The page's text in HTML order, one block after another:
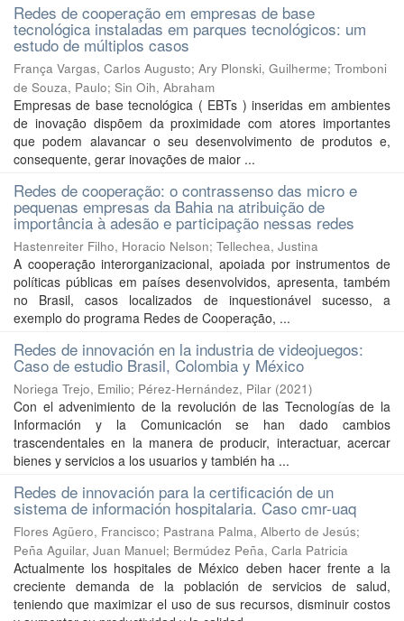
Redes de cooperação em empresas de base
tecnológica instaladas em parques tecnológicos: um
estudo de múltiplos casos
França Vargas, Carlos Augusto; Ary Plonski, Guilherme; Tromboni
de Souza, Paulo; Sin Oih, Abraham
Empresas de base tecnológica ( EBTs ) inseridas em ambientes
de inovação dispõem da proximidade com atores importantes
que podem alavancar o seu desenvolvimento de produtos e,
consequente, gerar inovações de maior ...
Redes de cooperação: o contrassenso das micro e
pequenas empresas da Bahia na atribuição de
importância à adesão e participação nessas redes
Hastenreiter Filho, Horacio Nelson; Tellechea, Justina
A cooperação interorganizacional, apoiada por instrumentos de
políticas públicas em países desenvolvidos, apresenta, também
no Brasil, casos localizados de inquestionável sucesso, a
exemplo do programa Redes de Cooperação, ...
Redes de innovación en la industria de videojuegos:
Caso de estudio Brasil, Colombia y México
Noriega Trejo, Emilio; Pérez-Hernández, Pilar (2021)
Con el advenimiento de la revolución de las Tecnologías de la
Información y la Comunicación se han dado cambios
trascendentales en la manera de producir, interactuar, acercar
bienes y servicios a los usuarios y también ha ...
Redes de innovación para la certificación de un
sistema de información hospitalaria. Caso cmr-uaq
Flores Agüero, Francisco; Pastrana Palma, Alberto de Jesús;
Peña Aguilar, Juan Manuel; Bermúdez Peña, Carla Patricia
Actualmente los hospitales de México deben hacer frente a la
creciente demanda de la población de servicios de salud,
teniendo que maximizar el uso de sus recursos, disminuir costos